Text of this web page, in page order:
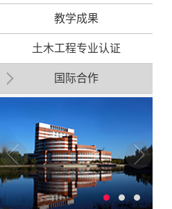
教学成果
土木工程专业认证
国际合作